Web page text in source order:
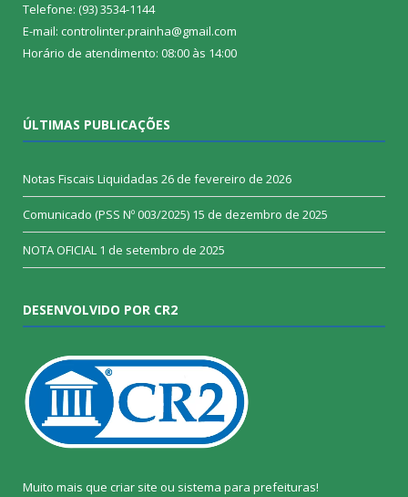
Telefone: (93) 3534-1144
E-mail: controlinter.prainha@gmail.com
Horário de atendimento: 08:00 às 14:00
ÚLTIMAS PUBLICAÇÕES
Notas Fiscais Liquidadas 26 de fevereiro de 2026
Comunicado (PSS Nº 003/2025) 15 de dezembro de 2025
NOTA OFICIAL 1 de setembro de 2025
DESENVOLVIDO POR CR2
Muito mais que criar site ou sistema para prefeituras!